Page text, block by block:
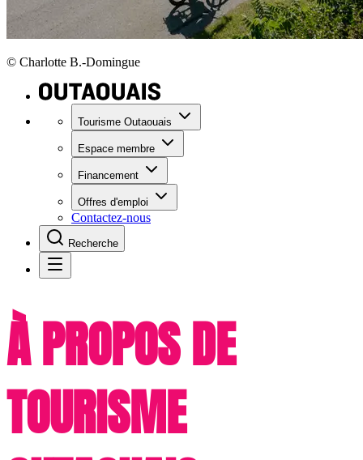
© Charlotte B.-Domingue
Tourisme Outaouais
Espace membre
Financement
Offres d'emploi
Contactez-nous
Recherche
À PROPOS DE
TOURISME